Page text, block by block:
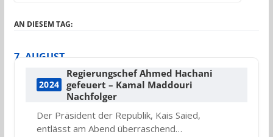
AN DIESEM TAG:
7. AUGUST
2024
Regierungschef Ahmed Hachani
gefeuert – Kamal Maddouri
Nachfolger
Der Präsident der Republik, Kais Saied,
entlässt am Abend überraschend…